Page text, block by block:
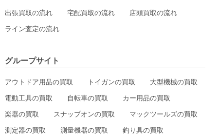
出張買取の流れ 宅配買取の流れ 店頭買取の流れ
ライン査定の流れ
グループサイト
アウトドア用品の買取 トイガンの買取 大型機械の買取
電動工具の買取 自転車の買取 カー用品の買取
楽器の買取 スナップオンの買取 マックツールズの買取
測定器の買取 測量機器の買取 釣り具の買取